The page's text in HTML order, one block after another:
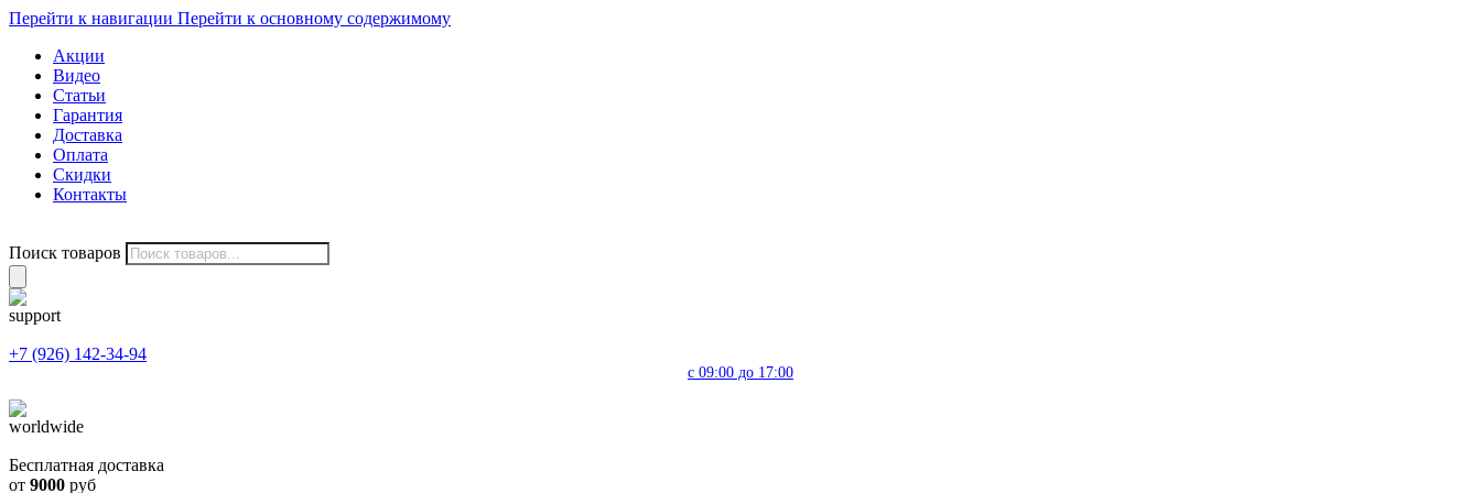
Перейти к навигации Перейти к основному содержимому
Акции
Видео
Статьи
Гарантия
Доставка
Оплата
Скидки
Контакты
Поиск товаров
+7 (926) 142-34-94
Бесплатная доставка
от 9000 руб